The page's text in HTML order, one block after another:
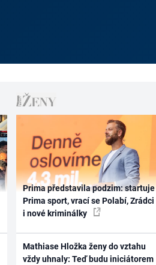
Prima představila podzim: startuje
Prima sport, vrací se Polabí, Zrádci
i nové kriminálky
Mathiase Hložka ženy do vztahu
vždy uhnaly: Teď budu iniciátorem